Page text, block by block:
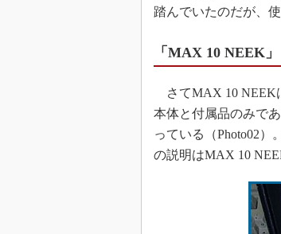
踏んでいたのだが、
「MAX 10 NEEK」
さてMAX 10 NEEK
本体と付属品のみで
っている（Photo02
の説明はMAX 10